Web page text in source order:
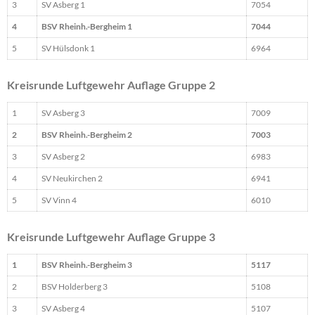
3 SV Asberg 1 7054
4 BSV Rheinh.-Bergheim 1 7044
5 SV Hülsdonk 1 6964
Kreisrunde Luftgewehr Auflage Gruppe 2
1 SV Asberg 3 7009
2 BSV Rheinh.-Bergheim 2 7003
3 SV Asberg 2 6983
4 SV Neukirchen 2 6941
5 SV Vinn 4 6010
Kreisrunde Luftgewehr Auflage Gruppe 3
1 BSV Rheinh.-Bergheim 3 5117
2 BSV Holderberg 3 5108
3 SV Asberg 4 5107